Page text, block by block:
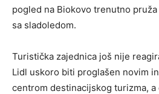
pogled na Biokovo trenutno
sa sladoledom.
Turistička zajednica još nije
Lidl uskoro biti proglašen novim
centrom destinacijskog turizma, a